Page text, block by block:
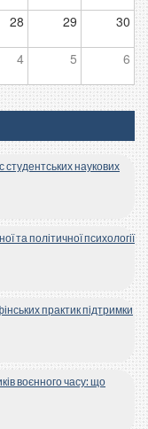
28 29 30
4 5 6
студентських наукових
та політичної психології
практик підтримки
воєнного часу: що